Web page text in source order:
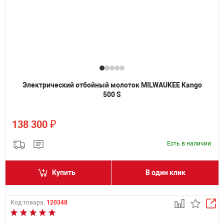
Электрический отбойный молоток MILWAUKEE Kango
500 S
138 300 ₽
Есть в наличии
Купить В один клик
Код товара: 120348